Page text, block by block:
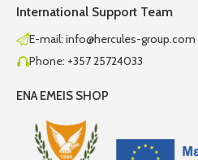
International Support Team
E-mail: info@hercules-group.com
Phone: +357 25724033
ENA EMEIS SHOP